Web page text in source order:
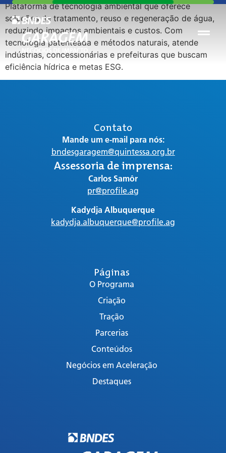
Plataforma de tecnologia ambiental que oferece
soluções de tratamento, reuso e regeneração de água,
reduzindo impactos ambientais e custos. Com
tecnologia patenteada e métodos naturais, atende
indústrias, concessionárias e prefeituras que buscam
eficiência hídrica e metas ESG.
Páginas
O Programa
Criação
Tração
Parcerias
Conteúdos
Negócios em Aceleração
Destaques
Contato
Mande um e-mail para nós:
bndesgaragem@quintessa.org.br
Assessoria de imprensa:
Carlos Samôr
pr@profile.ag
Kadydja Albuquerque
kadydja.albuquerque@profile.ag